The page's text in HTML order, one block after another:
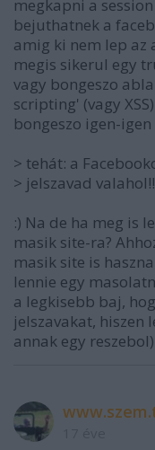
megkapni a
bejuthatnek a
amig ki nem lep az
megis sikerul egy
vagy bongeszo
scripting' (vagy
bongeszo igen-
> tehát: a
> jelszavad
:) Na de ha meg is
masik site-ra?
masik site is
lennie egy
a legkisebb baj,
jelszavakat, hiszen
annak egy